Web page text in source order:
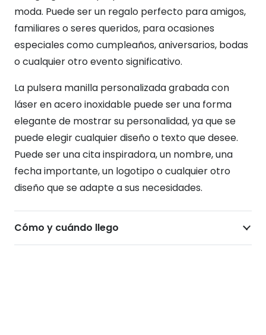
moda. Puede ser un regalo perfecto para amigos,
familiares o seres queridos, para ocasiones
especiales como cumpleaños, aniversarios, bodas
o cualquier otro evento significativo.
La pulsera manilla personalizada grabada con
láser en acero inoxidable puede ser una forma
elegante de mostrar su personalidad, ya que se
puede elegir cualquier diseño o texto que desee.
Puede ser una cita inspiradora, un nombre, una
fecha importante, un logotipo o cualquier otro
diseño que se adapte a sus necesidades.
Cómo y cuándo llego